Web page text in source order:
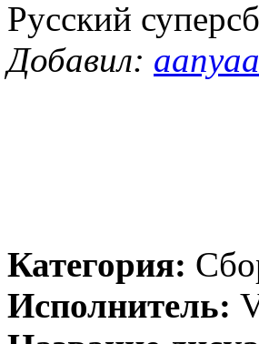
Русский
Добавил:
Категория:
Исполнитель: